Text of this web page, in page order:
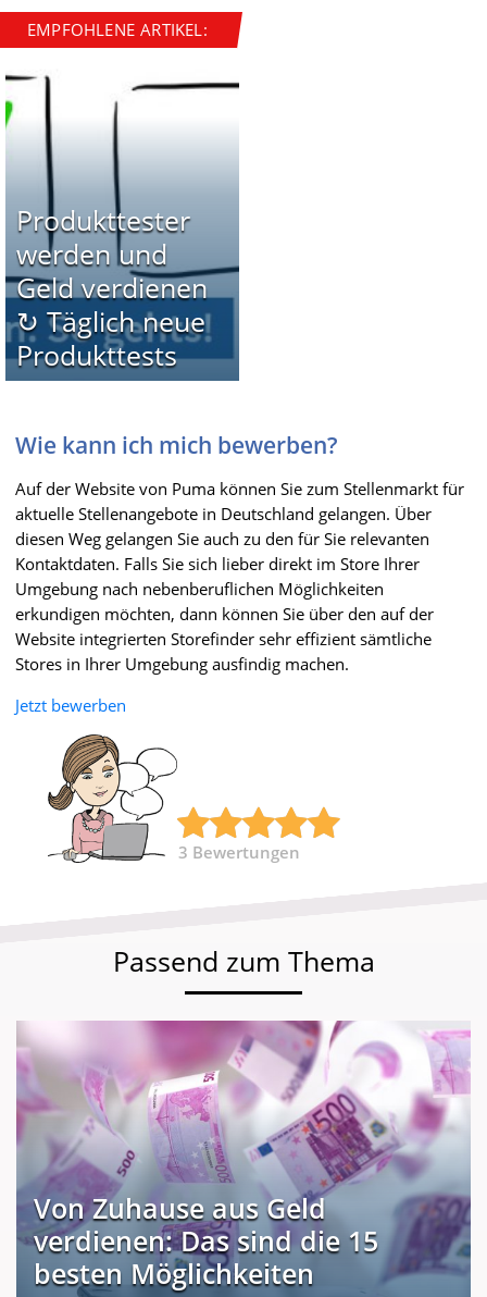
EMPFOHLENE ARTIKEL:
Produkttester
werden und
Geld verdienen
↻ Täglich neue
Produkttests
Wie kann ich mich bewerben?
Auf der Website von Puma können Sie zum Stellenmarkt für
aktuelle Stellenangebote in Deutschland gelangen. Über
diesen Weg gelangen Sie auch zu den für Sie relevanten
Kontaktdaten. Falls Sie sich lieber direkt im Store Ihrer
Umgebung nach nebenberuflichen Möglichkeiten
erkundigen möchten, dann können Sie über den auf der
Website integrierten Storefinder sehr effizient sämtliche
Stores in Ihrer Umgebung ausfindig machen.
Jetzt bewerben
3 Bewertungen
Passend zum Thema
Von Zuhause aus Geld
verdienen: Das sind die 15
besten Möglichkeiten